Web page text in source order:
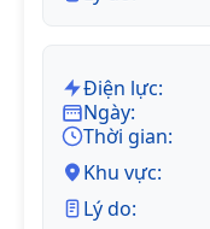
Điện lực:
Ngày:
Thời gian:
Khu vực:
Lý do: